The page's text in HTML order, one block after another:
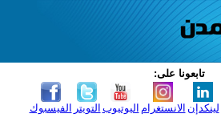
تابعونا على:
الفيسبوك التويتر اليوتيوب الانستغرام لينكدإن